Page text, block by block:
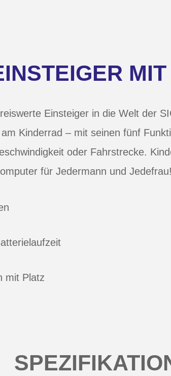
Einsteiger in die Welt der
Kinderrad – mit seinen fünf
oder Fahrstrecke.
für Jedermann und Jedefrau!
mit Platz